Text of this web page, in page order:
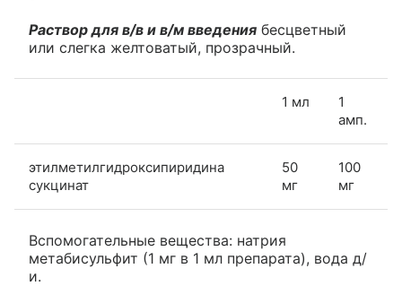
Раствор для в/в и в/м введения бесцветный
или слегка желтоватый, прозрачный.
1 мл
1
амп.
этилметилгидроксипиридина
сукцинат
50
мг
100
мг
Вспомогательные вещества: натрия
метабисульфит (1 мг в 1 мл препарата), вода д/
и.